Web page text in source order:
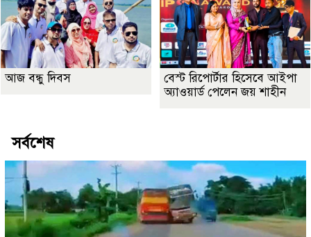
আজ বন্ধু দিবস
বেস্ট রিপোর্টার হিসেবে আইপা
অ্যাওয়ার্ড পেলেন জয় শাহীন
সর্বশেষ